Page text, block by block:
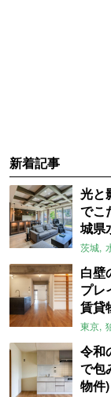
新着記事
光と
でこ
城県
茨城
白壁
プレ
賃貸
東京
令和
で包
物件)